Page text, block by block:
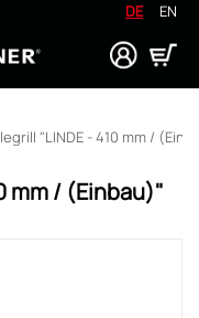
DE EN
"LINDE - 410 mm /
mm / (Einbau)"